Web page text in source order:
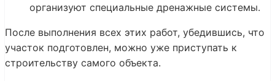
организуют специальные дренажные системы.
После выполнения всех этих работ, убедившись, что
участок подготовлен, можно уже приступать к
строительству самого объекта.